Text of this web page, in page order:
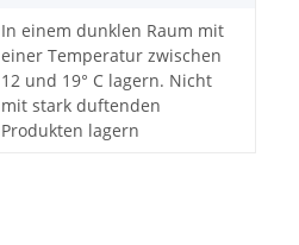
In einem dunklen Raum mit
einer Temperatur zwischen
12 und 19° C lagern. Nicht
mit stark duftenden
Produkten lagern